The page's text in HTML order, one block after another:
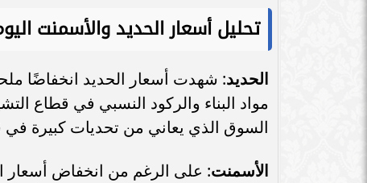
تحليل أسعار الحديد والأسمنت
الحديد: شهدت أسعار الحديد انخفاضًا
مواد البناء والركود النسبي في قطاع
السوق الذي يعاني من تحديات كبيرة في
الأسمنت: على الرغم من انخفاض أسعار